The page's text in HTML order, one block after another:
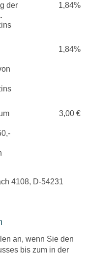
der
1,84%
1,84%
3,00 €
4108, D-54231
an, wenn Sie den
bis zum in der